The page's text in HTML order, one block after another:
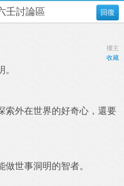
回復
壬討論區
樓主
收藏
索外在世界的好奇心，還要
世事洞明的智者。